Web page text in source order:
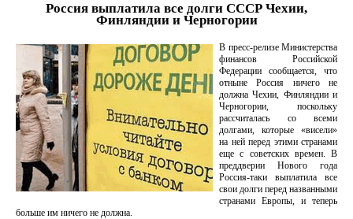
Россия выплатила все долги СССР Чехии,
Финляндии и Черногории
В пресс-релизе Министерства
финансов Российской
Федерации сообщается, что
отныне Россия ничего не
должна Чехии, Финляндии и
Черногории, поскольку
рассчиталась со всеми
долгами, которые «висели»
на ней перед этими странами
еще с советских времен. В
преддверии Нового года
Россия-таки выплатила все
свои долги перед названными
странами Европы, и теперь
больше им ничего не должна.